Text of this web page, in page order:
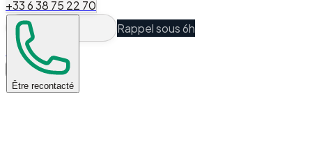
+33 6 38 75 22 70
Être recontacté
Rappel sous 6h
Espace Client